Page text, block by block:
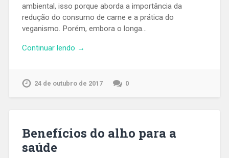
ambiental, isso porque aborda a importância da
redução do consumo de carne e a prática do
veganismo. Porém, embora o longa…
Continuar lendo →
24 de outubro de 2017 0
Benefícios do alho para a
saúde